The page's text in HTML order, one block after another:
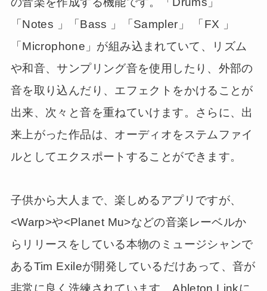
「Notes 」「Bass 」「Sampler」 「FX 」
「Microphone」が組み込まれていて、リズム
や和音、サンプリング音を使用したり、外部の
音を取り込んだり、エフェクトをかけることが
出来、次々と音を重ねていけます。さらに、出
来上がった作品は、オーディオをステムファイ
ルとしてエクスポートすることができます。
子供から大人まで、楽しめるアプリですが、
<Warp>や<Planet Mu>などの音楽レーベルか
らリリースをしている本物のミュージシャンで
あるTim Exileが開発しているだけあって、音が
非常に良く洗練されています。Ableton Linkに